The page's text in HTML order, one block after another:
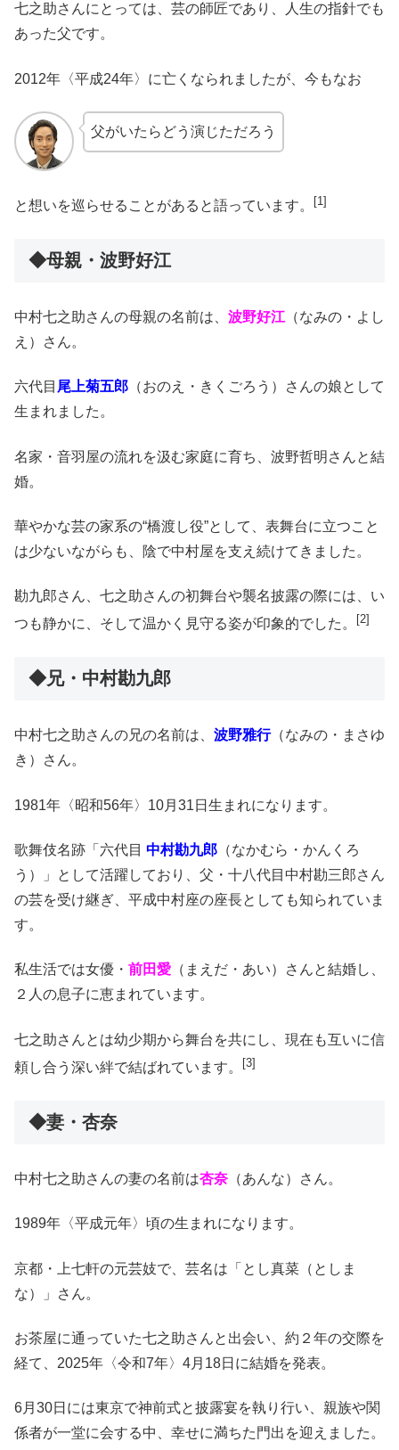
七之助さんにとっては、芸の師匠であり、人生の指針でも
あった父です。
2012年〈平成24年〉に亡くなられましたが、今もなお
父がいたらどう演じただろう
と想いを巡らせることがあると語っています。 [1 ]
◆母親・波野好江
中村七之助さんの母親の名前は、 波野好江 （なみの・よし
え）さん。
六代目 尾上菊五郎 （おのえ・きくごろう）さんの娘として
生まれました。
名家・音羽屋の流れを汲む家庭に育ち、波野哲明さんと結
婚。
華やかな芸の家系の“橋渡し役”として、表舞台に立つこと
は少ないながらも、陰で中村屋を支え続けてきました。
勘九郎さん、七之助さんの初舞台や襲名披露の際には、い
つも静かに、そして温かく見守る姿が印象的でした。
[2]
◆兄・中村勘九郎
中村七之助さんの兄の名前は、 波野雅行（なみの・まさゆ
き）さん。
1981年〈昭和56年〉10月31日生まれになります。
歌舞伎名跡「六代目 中村勘九郎 （なかむら・かんくろ
う）」として活躍しており、父・十八代目中村勘三郎さん
の芸を受け継ぎ、平成中村座の座長としても知られていま
す。
私生活では女優・ 前田愛 （まえだ・あい）さんと結婚し、
２人の息子に恵まれています。
七之助さんとは幼少期から舞台を共にし、現在も互いに信
頼し合う深い絆で結ばれています。
[3]
◆妻・杏奈
中村七之助さんの妻の名前は杏奈 （あんな）さん。
1989年〈平成元年〉頃の生まれになります。
京都・上七軒の元芸妓で、芸名は「とし真菜（としま
な）」さん。
お茶屋に通っていた七之助さんと出会い、約２年の交際を
経て、2025年〈令和7年〉4月18日に結婚を発表。
6月30日には東京で神前式と披露宴を執り行い、親族や関
係者が一堂に会する中、幸せに満ちた門出を迎えました。